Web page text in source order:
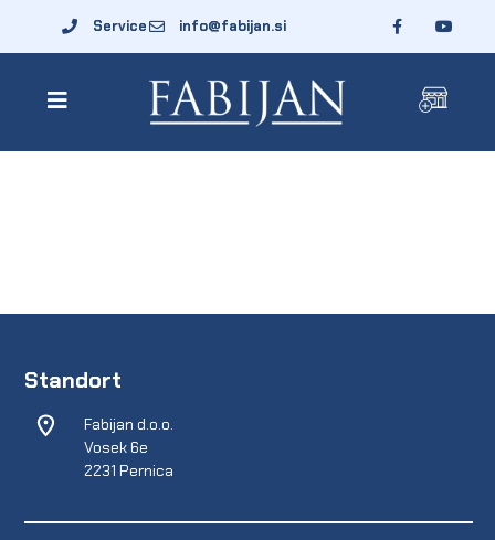
Service info@fabijan.si
Standort
Fabijan d.o.o.
Vosek 6e
2231 Pernica